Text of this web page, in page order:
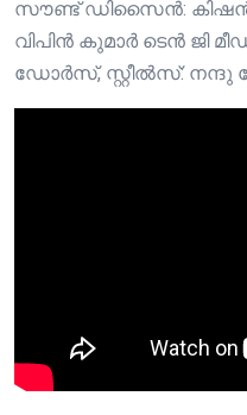
സൗണ്ട് ഡിസൈൻ:
വിപിൻ കുമാർ ടെൻ ജി
ഡോർസ്, സ്റ്റീൽസ്: നന്ദു